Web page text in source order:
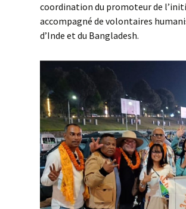
coordination du promoteur de
accompagné de volontaires
d’Inde et du Bangladesh.